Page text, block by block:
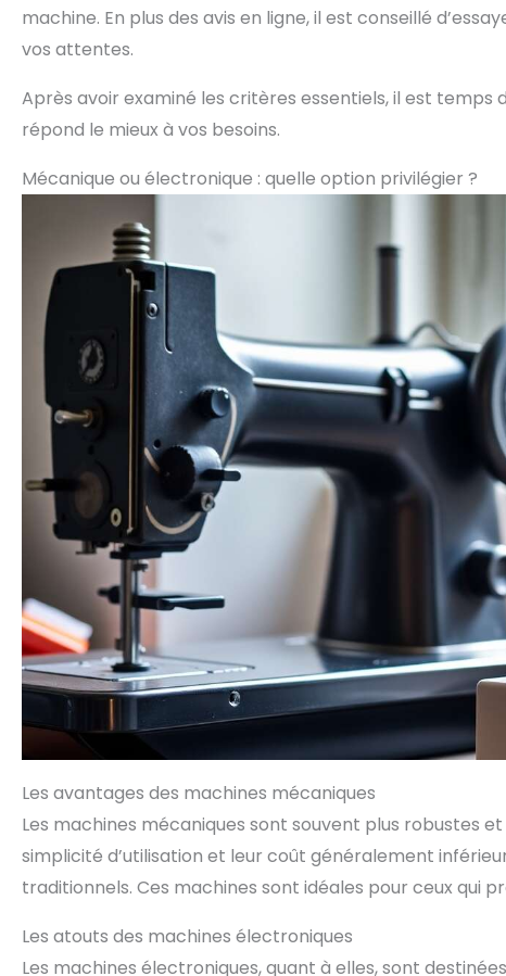
machine. En plus des avis en ligne, il est conseillé
vos attentes.
Après avoir examiné les critères essentiels, il est
répond le mieux à vos besoins.
Mécanique ou électronique : quelle option privilégier ?
Les avantages des machines mécaniques
Les machines mécaniques sont souvent plus robustes
simplicité d’utilisation et leur coût généralement
traditionnels. Ces machines sont idéales pour ceux qui
Les atouts des machines électroniques
Les machines électroniques, quant à elles, sont